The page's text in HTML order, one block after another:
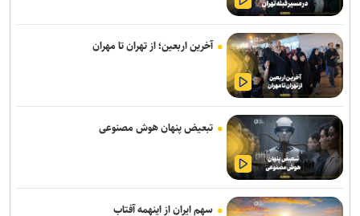
واگذاری امتیاز شناورسازی قشم به سازمان منطقه آزاد/ بازگشت اصولی به
مدیریت فوتبال
رکوردهای جهانی یوسفی و نصیری حفظ شد
تور جهانی تنیس صربستان| ادامه پیروزی‌های یزدانی و جدال با نماینده
روسیه
گودرزی: برخی از هندی‌ها سن‌شان تقلبی است ولی نباید باز هم به آنها
می‌باختیم/ ۵-۶ چهره خوب به کشتی ایران معرفی کردیم
رئیس فدراسیون بوکس: یک اعزام ما هزینه چهار اعزام رشته‌های دیگر را
آخرین اربعین؛ از تهران تا مهران
تبعیض پنهان هوش مصنوعی
سهم ایران از اینهمه آفتاب